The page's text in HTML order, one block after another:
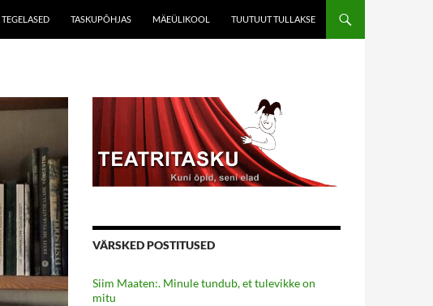
TEGELASED TASKUPÕHJAS MÄEÜLIKOOL TUUTUUT TULLAKSE
VÄRSKED POSTITUSED
Siim Maaten:. Minule tundub, et tulevikke on
mitu